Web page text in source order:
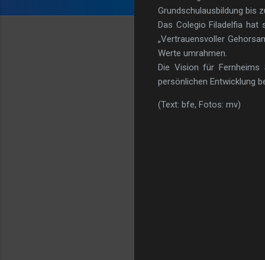
Grundschulausbildung bis
Das Colegio Filadelfia hat
„Vertrauensvoller
Werte umrahmen.
Die Vision für Fernheims
persönlichen Entwicklung
(Text: bfe, Fotos: mv)